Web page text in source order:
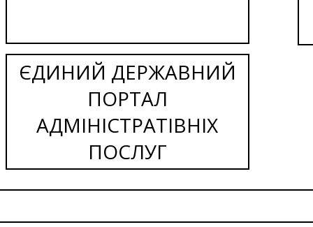
ЄДИНИЙ ДЕРЖАВНИЙ
ПОРТАЛ
АДМІНІСТРАТІВНІХ
ПОСЛУГ